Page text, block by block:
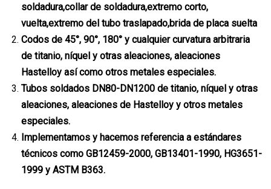
soldadura,collar de soldadura,extremo corto,
vuelta,extremo del tubo traslapado,brida de placa suelta
Codos de 45°, 90°, 180° y cualquier curvatura arbitraria
de titanio, níquel y otras aleaciones, aleaciones
Hastelloy así como otros metales especiales.
Tubos soldados DN80-DN1200 de titanio, níquel y otras
aleaciones, aleaciones de Hastelloy y otros metales
especiales.
Implementamos y hacemos referencia a estándares
técnicos como GB12459-2000, GB13401-1990, HG3651-
1999 y ASTM B363.